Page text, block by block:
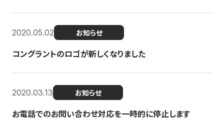
2020.05.02 お知らせ
コングラントのロゴが新しくなりました
2020.03.13 お知らせ
お電話でのお問い合わせ対応を一時的に停止します